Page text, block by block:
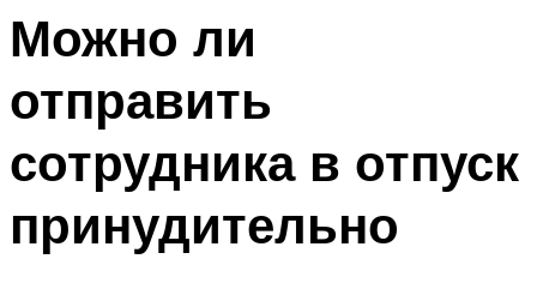
Можно ли
отправить
сотрудника в отпуск
принудительно